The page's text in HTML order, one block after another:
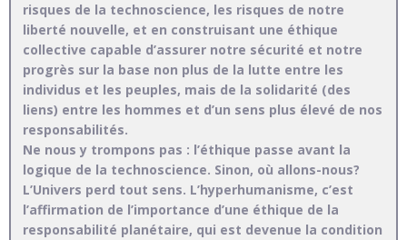
risques de la technoscience, les risques de notre
liberté nouvelle, et en construisant une éthique
collective capable d’assurer notre sécurité et notre
progrès sur la base non plus de la lutte entre les
individus et les peuples, mais de la solidarité (des
liens) entre les hommes et d’un sens plus élevé de nos
responsabilités.
Ne nous y trompons pas : l’éthique passe avant la
logique de la technoscience. Sinon, où allons-nous?
L’Univers perd tout sens. L’hyperhumanisme, c’est
l’affirmation de l’importance d’une éthique de la
responsabilité planétaire, qui est devenue la condition